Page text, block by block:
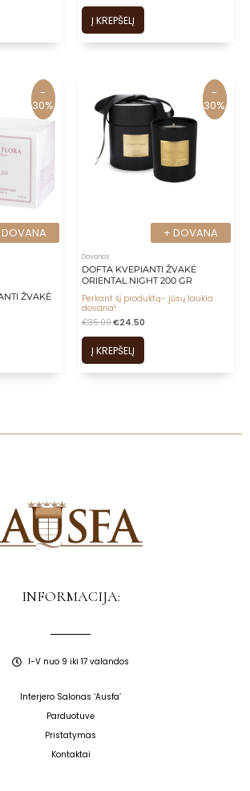
Į KREPŠELĮ
-
30%
-
30%
ŽVAKĖ
+ DOVANA
-
30%
+ DOVANA
-
30%
Dovanos
DOFTA KVEPIANTI ŽVAKĖ
ORIENTAL NIGHT 200 GR
Perkant šį produktą- jūsų laukia
dovana!
€35.00€24.50
Į KREPŠELĮ
INFORMACIJA:
I-V nuo 9 iki 17 valandos
Interjero Salonas ‘Ausfa’
Parduotuvė
Pristatymas
Kontaktai